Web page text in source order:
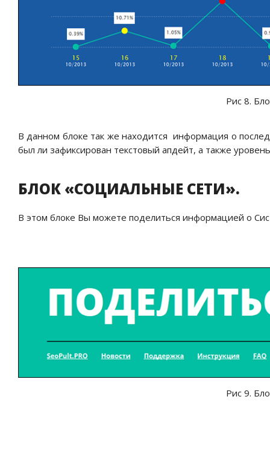
Рис 8.
В данном блоке так же находится информация о
был ли зафиксирован текстовый апдейт, а также
БЛОК «СОЦИАЛЬНЫЕ СЕТИ».
В этом блоке Вы можете поделиться информацией о
Рис 9.